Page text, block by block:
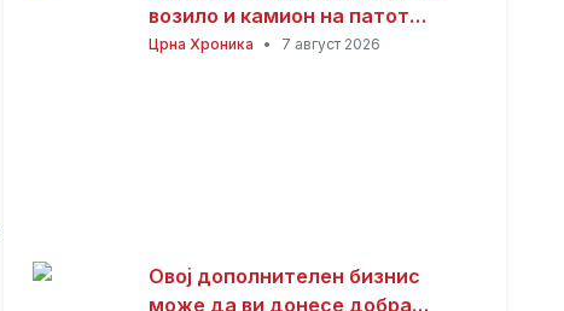
возило и камион на патот
Гостивар – Страж
Црна Хроника • 7 август 2026
Овој дополнителен бизнис
може да ви донесе добра